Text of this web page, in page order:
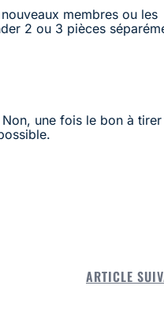
membres ou les
2 ou 3 pièces
Non, une fois le bon à tirer
ARTICLE